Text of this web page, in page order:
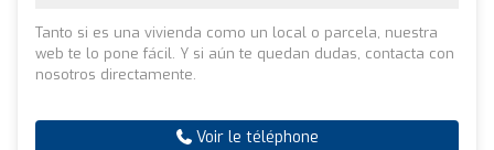
Tanto si es una vivienda como un local o parcela, nuestra
web te lo pone fácil. Y si aún te quedan dudas, contacta con
nosotros directamente.
Voir le téléphone